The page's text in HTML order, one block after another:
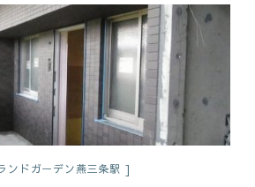
ンドガーデン燕三条駅